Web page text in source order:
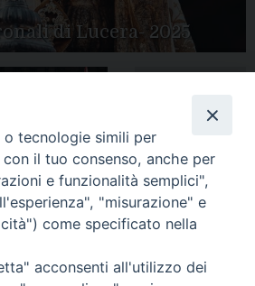
di Lucera- 2025
Peregrinatio
Mariae in Diocesi
Tutte le gallery
13 - 71036 Lucera (FG) − tel.
Segreteria del
tecnologie simili per
il tuo consenso, anche per
e funzionalità semplici",
"misurazione" e
come specificato nella
acconsenti all'utilizzo dei